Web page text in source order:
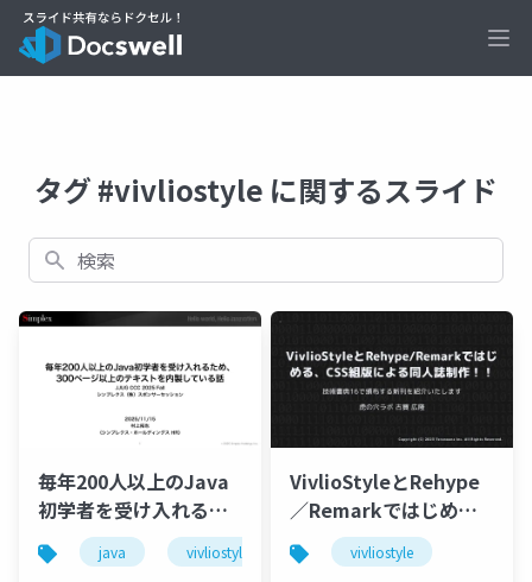
タグ #vivliostyle に関するスライド
検索
毎年200人以上のJava
初学者を受け入れるた
め、300ページ以上のテ
キストを内製している
java vivliostyle
VivlioStyleとRehype
／Remarkではじめ
る、CSS組版による同
人誌制作
vivliostyle